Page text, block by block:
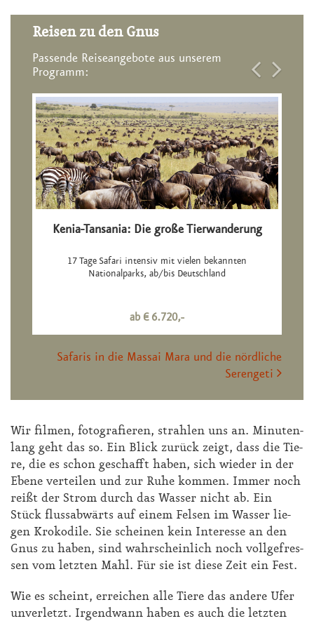
Reisen zu den Gnus
Passende Reiseangebote aus unserem
Programm:
Kenia-Tansania: Die große Tierwanderung
17 Tage Safari intensiv mit vielen bekannten
Nationalparks, ab/bis Deutschland
ab € 6.720,-
Safaris in die Massai Mara und die nördliche
Serengeti
Wir fil­men, fo­to­gra­fie­ren, strah­len uns an. Mi­nu­ten­
lang geht das so. Ein Blick zu­rück zeigt, dass die Tie­
re, die es schon ge­schafft ha­ben, sich wie­der in der
Ebe­ne ver­tei­len und zur Ru­he kom­men. Im­mer noch
rei­ßt der Strom durch das Was­ser nicht ab. Ein
Stück fluss­ab­wärts auf ei­nem Fel­sen im Was­ser lie­
gen Kro­ko­di­le. Sie schei­nen kein In­ter­es­se an den
Gnus zu ha­ben, sind wahr­schein­lich noch voll­ge­fres­
sen vom letz­ten Mahl. Für sie ist die­se Zeit ein Fest.
Wie es scheint, er­rei­chen al­le Tie­re das an­de­re Ufer
un­ver­letzt. Ir­gend­wann ha­ben es auch die letz­ten